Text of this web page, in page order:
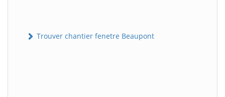
Trouver chantier fenetre Beaupont